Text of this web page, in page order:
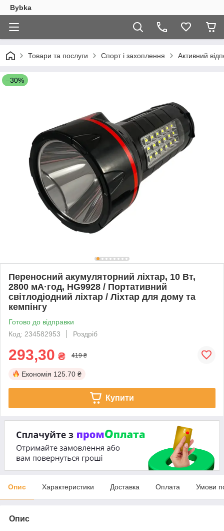
Bybka
Товари та послуги Спорт і захоплення Активний
–30%
Переносний акумуляторний ліхтар, 10 Вт,
2800 мА·год, HG9928 / Портативний
світлодіодний ліхтар / Ліхтар для дому та
кемпінгу
Готово до відправки
Код: 234582953
Роздріб
293,30 ₴ 419 ₴
Економія 125.70 ₴
Купити
Опис Характеристики Доставка Оплата Умови
Опис